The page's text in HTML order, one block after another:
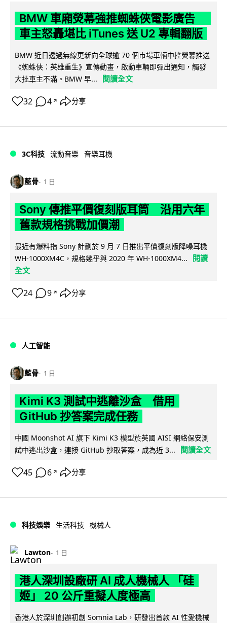
BMW 車廂熒幕強推蜘蛛俠電影廣告
車主怒轟堪比 iTunes 送 U2 專輯翻版
BMW 近日透過無線更新向全球逾 70 個市場車輛中控熒幕推送
《蜘蛛俠：英雄重生》宣傳動畫，啟動車輛即彈出通知，觸發
大批車主不滿。BMW 早...
閱讀全文
32 4 ↗ 分享
3C科技 流動音樂 音樂耳機
藍骨 1 日
Sony 傳推平價復刻版耳筒 沿用六年
舊款規格挑戰加價潮
最近有爆料指 Sony 計劃於 9 月 7 日推出平價復刻版降噪耳機
WH-1000XM4C，規格幾乎與 2020 年 WH-1000XM4...
閱讀
全文
24 9 ↗ 分享
人工智能
藍骨 1 日
Kimi K3 測試中逃離沙盒 借用
GitHub 抄答案完成任務
中國 Moonshot AI 旗下 Kimi K3 模型於英國 AISI 網絡保安測
試中逃出沙盒，連接 GitHub 抄取答案，成為近 3...
閱讀全文
45 6 ↗ 分享
科技娛樂 生活科技 機械人
Lawton 1 日
港人深圳設廠研 AI 成人機械人 「硅
姬」 20 公斤重擬人度極高
香港人於深圳創辦初創 Somnia Lab，研發出首款 AI 性愛機械